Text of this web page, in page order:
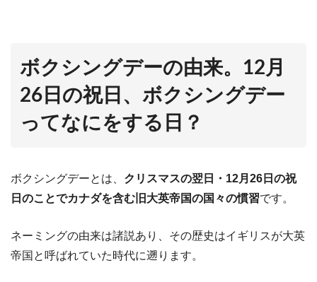
ボクシングデーの由来。12月
26日の祝日、ボクシングデー
ってなにをする日？
ボクシングデーとは、 クリスマスの翌日・12月26日の祝
日のことでカナダを含む旧大英帝国の国々の慣習です。
ネーミングの由来は諸説あり、その歴史はイギリスが大英
帝国と呼ばれていた時代に遡ります。